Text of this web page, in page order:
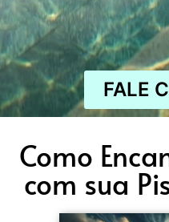
FALE
Como
com sua